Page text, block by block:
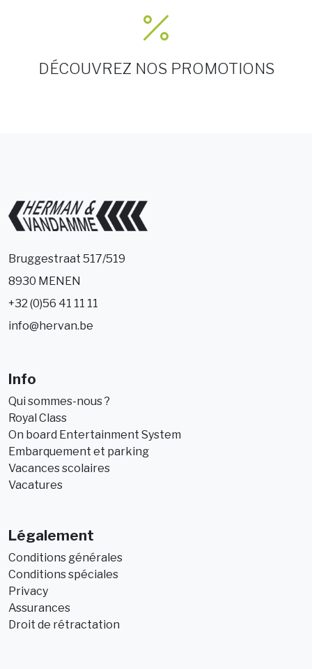
DÉCOUVREZ NOS PROMOTIONS
Bruggestraat 517/519
8930 MENEN
+32 (0)56 41 11 11
info@hervan.be
Info
Qui sommes-nous ?
Royal Class
On board Entertainment System
Embarquement et parking
Vacances scolaires
Vacatures
Légalement
Conditions générales
Conditions spéciales
Privacy
Assurances
Droit de rétractation